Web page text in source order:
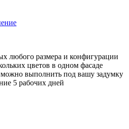
любого размера и конфигурации
цветов в одном фасаде
можно выполнить под вашу задумку
5 рабочих дней